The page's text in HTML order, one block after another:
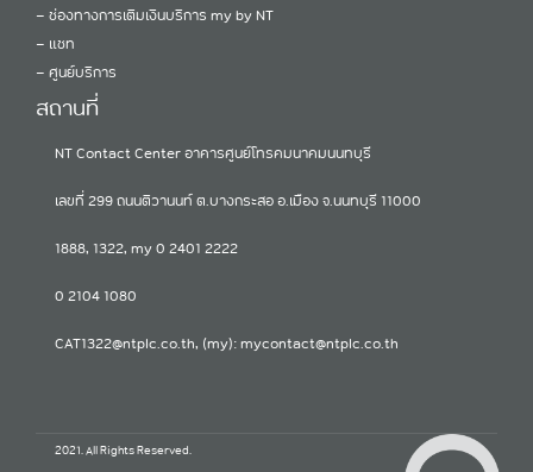
- ช่องทางการเติมเงินบริการ my by NT
- แชท
- ศูนย์บริการ
สถานที่
NT Contact Center อาคารศูนย์โทรคมนาคมนนทบุรี
เลขที่ 299 ถนนติวานนท์ ต.บางกระสอ อ.เมือง จ.นนทบุรี 11000
1888, 1322, my 0 2401 2222
0 2104 1080
CAT1322@ntplc.co.th, (my): mycontact@ntplc.co.th
2021. All Rights Reserved.